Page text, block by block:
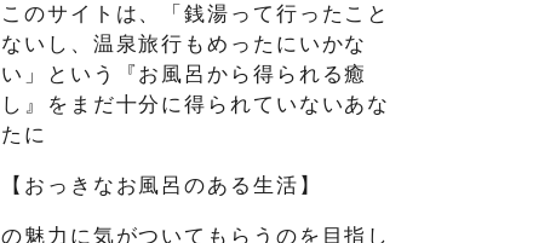
このサイトは、「銭湯って行ったこと
ないし、温泉旅行もめったにいかな
い」という『お風呂から得られる癒
し』をまだ十分に得られていないあな
たに
【おっきなお風呂のある生活】
の魅力に気がついてもらうのを目指し